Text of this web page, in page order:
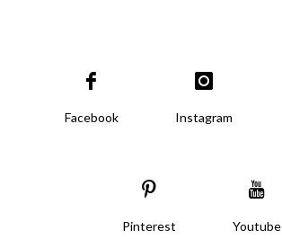
Facebook Instagram
Pinterest Youtube